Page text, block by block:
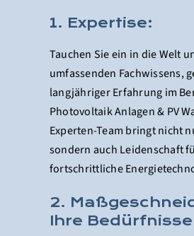
1. Expertise:
Tauchen Sie ein in die Welt
umfassenden Fachwissens,
langjähriger Erfahrung im
Photovoltaik Anlagen & PV
Experten-Team bringt nicht
sondern auch Leidenschaft
fortschrittliche
2.
Ihre